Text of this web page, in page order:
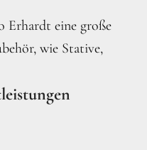
Erhardt eine große
wie Stative,